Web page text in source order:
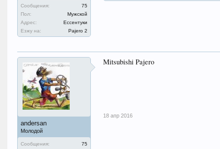
Сообщения:
75
Пол:
Мужской
Адрес:
Ессентуки
Езжу на:
Pajero 2
andersan
Молодой
Сообщения:
75
Mitsubishi Pajero
18 апр 2016